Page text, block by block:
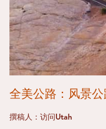
全美公路：风景
撰稿人：访问Utah